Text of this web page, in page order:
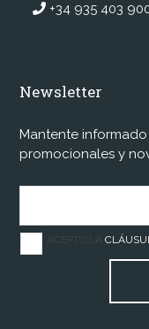
+34 935 403
Newsletter
Mantente
promocionales y
ACEPTO LA